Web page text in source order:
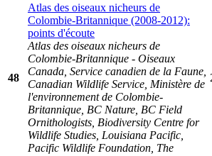
48
Atlas des oiseaux nicheurs de
Colombie-Britannique (2008-2012):
points d'écoute
Atlas des oiseaux nicheurs de
Colombie-Britannique - Oiseaux
Canada, Service canadien de la Faune,
Canadian Wildlife Service, Ministère de
l'environnement de Colombie-
Britannique, BC Nature, BC Field
Ornithologists, Biodiversity Centre for
Wildlife Studies, Louisiana Pacific,
Pacific Wildlife Foundation, The